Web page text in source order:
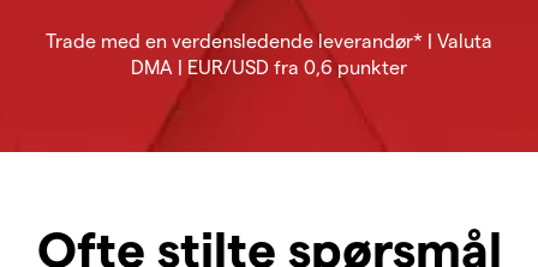
Trade med en verdensledende leverandør* | Valuta
DMA | EUR/USD fra 0,6 punkter
Ofte stilte spørsmål